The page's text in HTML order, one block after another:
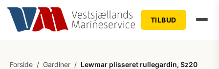
TILBUD
Forside / Gardiner / Lewmar plisseret rullegardin, Sz20